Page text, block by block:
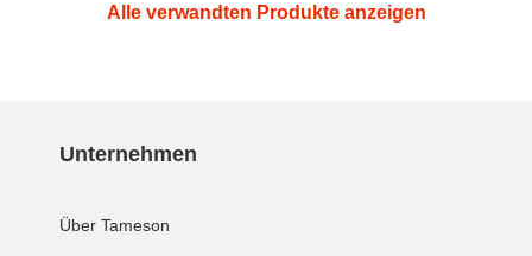
Alle verwandten Produkte anzeigen
Unternehmen
Über Tameson